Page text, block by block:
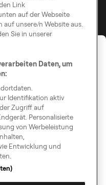
Link
auf der Webseite
auf unsere/n Website aus.
Sie in unserer
Daten, um
Identifikation aktiv
Zugriff auf
Personalisierte
von Werbeleistung
Entwicklung und